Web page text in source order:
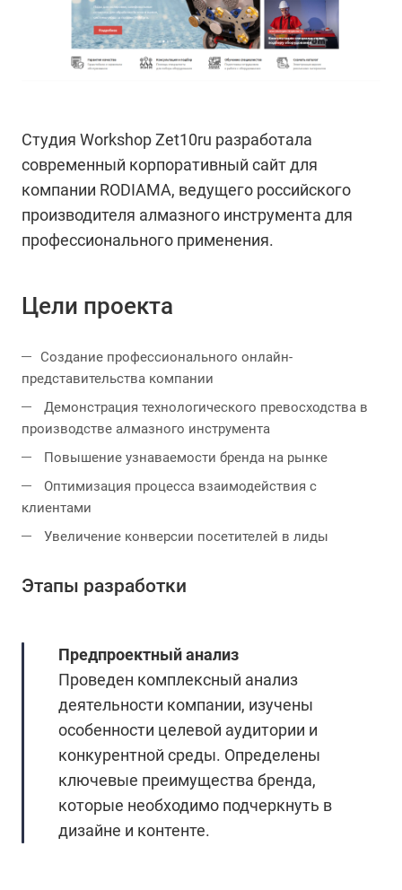
Студия Workshop Zet10ru разработала
современный корпоративный сайт для
компании RODIAMA, ведущего российского
производителя алмазного инструмента для
профессионального применения.
Цели проекта
Создание профессионального онлайн-
представительства компании
Демонстрация технологического превосходства в
производстве алмазного инструмента
Повышение узнаваемости бренда на рынке
Оптимизация процесса взаимодействия с
клиентами
Увеличение конверсии посетителей в лиды
Этапы разработки
Предпроектный анализ
Проведен комплексный анализ
деятельности компании, изучены
особенности целевой аудитории и
конкурентной среды. Определены
ключевые преимущества бренда,
которые необходимо подчеркнуть в
дизайне и контенте.